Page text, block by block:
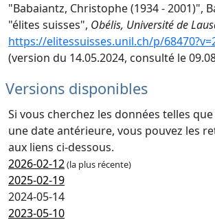
"Babaiantz, Christophe (1934 - 2001)",
"élites suisses", Obélis, Université de
https://elitessuisses.unil.ch/p/
(version du 14.05.2024, consulté le
Versions disponibles
Si vous cherchez les données telles
une date antérieure, vous pouvez les
aux liens ci-dessous.
2026-02-12(la plus récente)
2025-02-19
2024-05-14
2023-05-10